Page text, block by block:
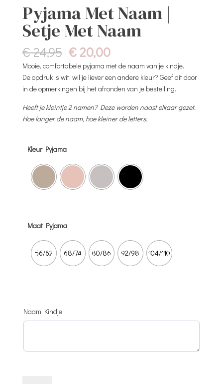
Pyjama Met Naam |
Setje Met Naam
€24,95 Oorspronkelijke
prijs
was:
€ 24,95.
€20,00Huidige
prijs
is:
€ 20,00.
Mooie, comfortabele pyjama met de naam van je kindje.
De opdruk is wit, wil je liever een andere kleur? Geef dit door
in de opmerkingen bij het afronden van je bestelling.
Heeft je kleintje 2 namen? Deze worden naast elkaar gezet.
Hoe langer de naam, hoe kleiner de letters.
Kleur Pyjama
Maat Pyjama
56/62 68/74 80/86 92/98 104/110
Naam Kindje